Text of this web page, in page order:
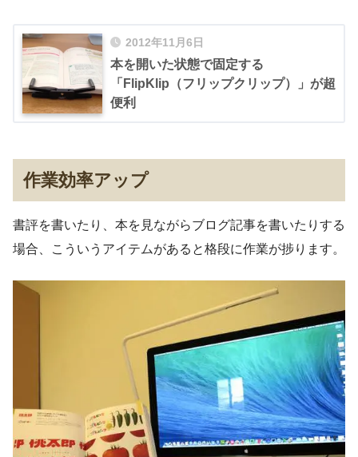
2012年11月6日
本を開いた状態で固定する
「FlipKlip（フリップクリップ）」が超
便利
作業効率アップ
書評を書いたり、本を見ながらブログ記事を書いたりする
場合、こういうアイテムがあると格段に作業が捗ります。